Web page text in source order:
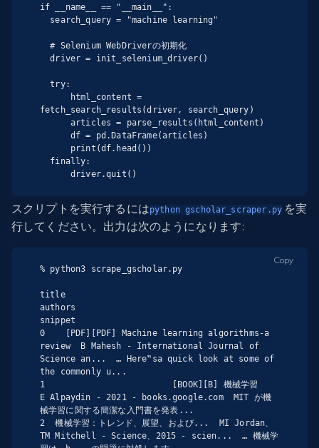
if __name__ == "__main__":
  # Selenium WebDriverの初期化
  driver = init_selenium_driver()
  try:
fetch_search_results(driver, search_query)
      driver.quit()
スクリプトを実行するにはpython gscholar_scraper.py を実
行してください。出力は次のようになります:
% python3 scrape_gscholar.py
title
authors
snippet
0    [PDF][PDF] Machine learning algorithms-a
review  B Mahesh - International Journal of
Science an...  … Here‟sa quick look at some of
the commonly u...
1                         [BOOK][B] 機械学習
E Alpaydin - 2021 - books.google.com  MIT が機
械学習に関する簡潔な入門書を発表...
2  機械学習：トレンド、展望、および...  MI Jordan、
TM Mitchell - Science、2015 - scien...  … 機械学
Copy